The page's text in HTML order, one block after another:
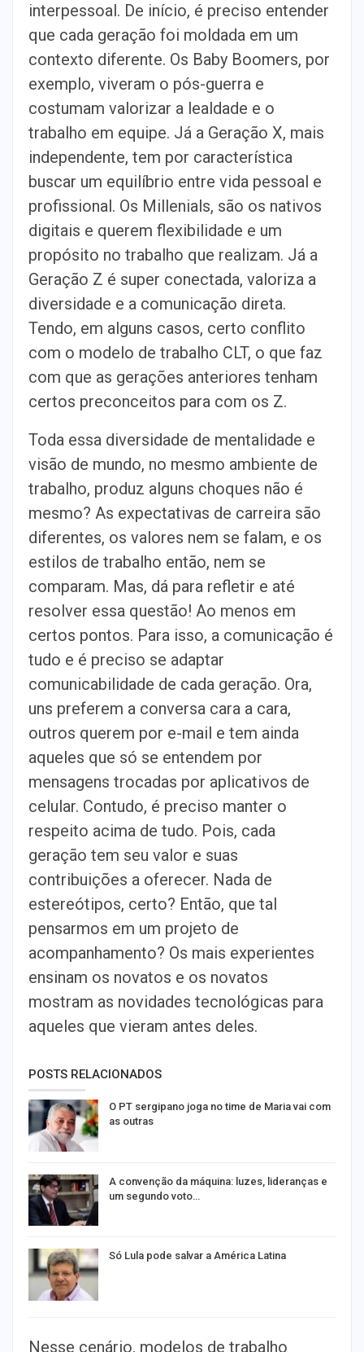
interpessoal. De início, é preciso entender
que cada geração foi moldada em um
contexto diferente. Os Baby Boomers, por
exemplo, viveram o pós-guerra e
costumam valorizar a lealdade e o
trabalho em equipe. Já a Geração X, mais
independente, tem por característica
buscar um equilíbrio entre vida pessoal e
profissional. Os Millenials, são os nativos
digitais e querem flexibilidade e um
propósito no trabalho que realizam. Já a
Geração Z é super conectada, valoriza a
diversidade e a comunicação direta.
Tendo, em alguns casos, certo conflito
com o modelo de trabalho CLT, o que faz
com que as gerações anteriores tenham
certos preconceitos para com os Z.
Toda essa diversidade de mentalidade e
visão de mundo, no mesmo ambiente de
trabalho, produz alguns choques não é
mesmo? As expectativas de carreira são
diferentes, os valores nem se falam, e os
estilos de trabalho então, nem se
comparam. Mas, dá para refletir e até
resolver essa questão! Ao menos em
certos pontos. Para isso, a comunicação é
tudo e é preciso se adaptar
comunicabilidade de cada geração. Ora,
uns preferem a conversa cara a cara,
outros querem por e-mail e tem ainda
aqueles que só se entendem por
mensagens trocadas por aplicativos de
celular. Contudo, é preciso manter o
respeito acima de tudo. Pois, cada
geração tem seu valor e suas
contribuições a oferecer. Nada de
estereótipos, certo? Então, que tal
pensarmos em um projeto de
acompanhamento? Os mais experientes
ensinam os novatos e os novatos
mostram as novidades tecnológicas para
aqueles que vieram antes deles.
POSTS RELACIONADOS
O PT sergipano joga no time de Maria vai com
as outras
A convenção da máquina: luzes, lideranças e
um segundo voto…
Só Lula pode salvar a América Latina
Nesse cenário, modelos de trabalho